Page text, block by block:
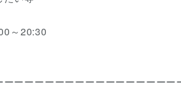
～20:30
ーーーーーーーーーーーーーーーー